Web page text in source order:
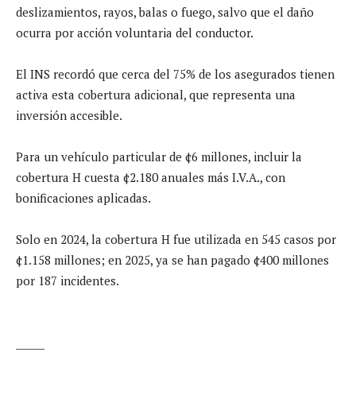
deslizamientos, rayos, balas o fuego, salvo que el daño
ocurra por acción voluntaria del conductor.
El INS recordó que cerca del 75% de los asegurados tienen
activa esta cobertura adicional, que representa una
inversión accesible.
Para un vehículo particular de ¢6 millones, incluir la
cobertura H cuesta ¢2.180 anuales más I.V.A., con
bonificaciones aplicadas.
Solo en 2024, la cobertura H fue utilizada en 545 casos por
¢1.158 millones; en 2025, ya se han pagado ¢400 millones
por 187 incidentes.